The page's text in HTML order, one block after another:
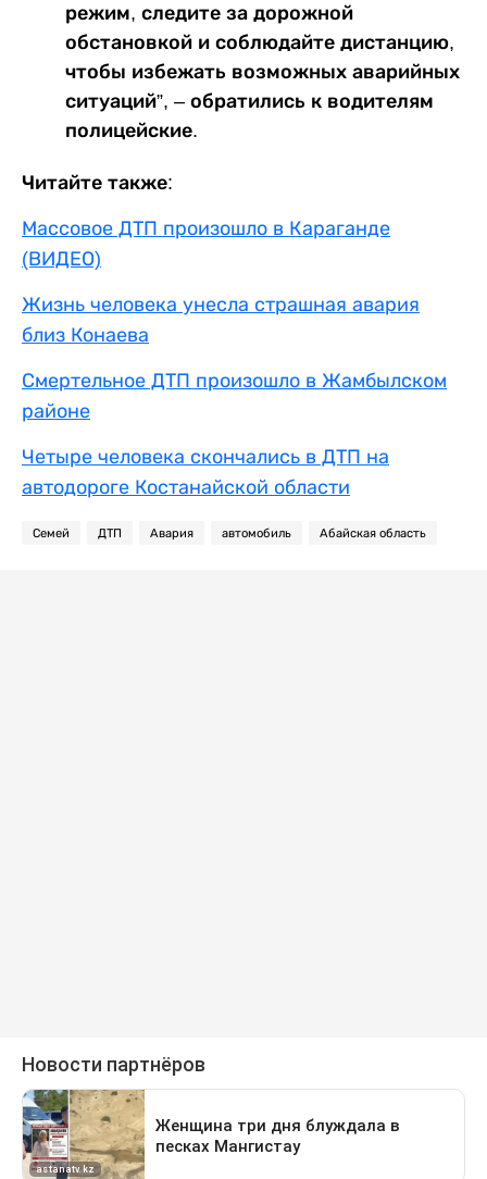
режим, следите за дорожной
обстановкой и соблюдайте дистанцию,
чтобы избежать возможных аварийных
ситуаций”, – обратились к водителям
полицейские.
Читайте также:
Массовое ДТП произошло в Караганде
(ВИДЕО)
Жизнь человека унесла страшная авария
близ Конаева
Смертельное ДТП произошло в Жамбылском
районе
Четыре человека скончались в ДТП на
автодороге Костанайской области
Семей ДТП Авария автомобиль Абайская область